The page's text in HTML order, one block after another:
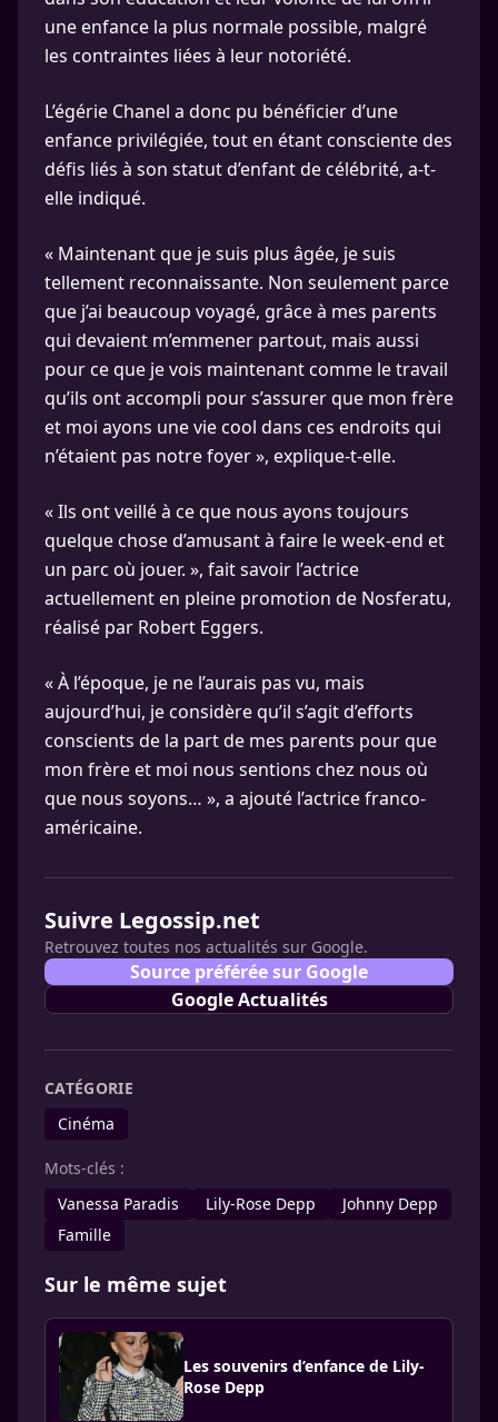
une enfance la plus normale possible, malgré
les contraintes liées à leur notoriété.
L’égérie Chanel a donc pu bénéficier d’une
enfance privilégiée, tout en étant consciente des
défis liés à son statut d’enfant de célébrité, a-t-
elle indiqué.
« Maintenant que je suis plus âgée, je suis
tellement reconnaissante. Non seulement parce
que j’ai beaucoup voyagé, grâce à mes parents
qui devaient m’emmener partout, mais aussi
pour ce que je vois maintenant comme le travail
qu’ils ont accompli pour s’assurer que mon frère
et moi ayons une vie cool dans ces endroits qui
n’étaient pas notre foyer », explique-t-elle.
« Ils ont veillé à ce que nous ayons toujours
quelque chose d’amusant à faire le week-end et
un parc où jouer. », fait savoir l’actrice
actuellement en pleine promotion de Nosferatu,
réalisé par Robert Eggers.
« À l’époque, je ne l’aurais pas vu, mais
aujourd’hui, je considère qu’il s’agit d’efforts
conscients de la part de mes parents pour que
mon frère et moi nous sentions chez nous où
que nous soyons… », a ajouté l’actrice franco-
américaine.
Suivre Legossip.net
Retrouvez toutes nos actualités sur Google.
Source préférée sur Google
Google Actualités
CATÉGORIE
Cinéma
Mots-clés :
Vanessa Paradis
Lily-Rose Depp
Johnny Depp
Famille
Sur le même sujet
Les souvenirs d’enfance de Lily-
Rose Depp